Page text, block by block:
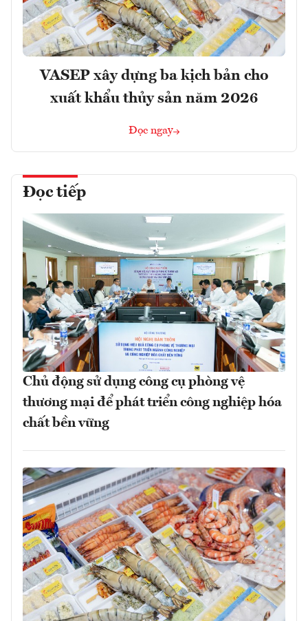
VASEP xây dựng ba kịch bản cho
xuất khẩu thủy sản năm 2026
Đọc ngay
Đọc tiếp
Chủ động sử dụng công cụ phòng vệ
thương mại để phát triển công nghiệp hóa
chất bền vững